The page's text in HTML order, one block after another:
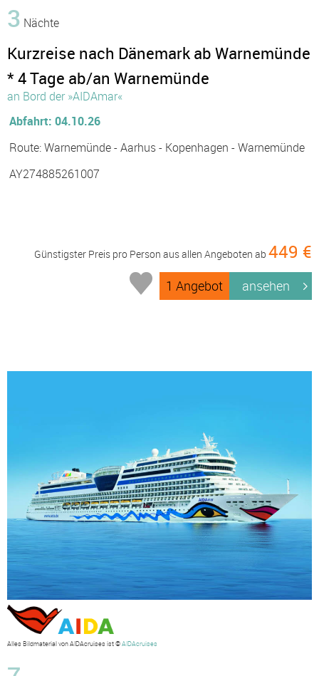
3 Nächte
Kurzreise nach Dänemark ab Warnemünde
* 4 Tage ab/an Warnemünde
an Bord der »AIDAmar«
Abfahrt: 04.10.26
Route: Warnemünde - Aarhus - Kopenhagen - Warnemünde
AY274885261007
Günstigster Preis pro Person aus allen Angeboten ab 449 €
1 Angebot ansehen
Alles Bildmaterial von AIDAcruises ist ©AIDAcruises